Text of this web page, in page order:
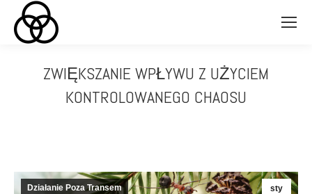
ZWIĘKSZANIE WPŁYWU Z UŻYCIEM
KONTROLOWANEGO CHAOSU
sty
Działanie Poza Transem